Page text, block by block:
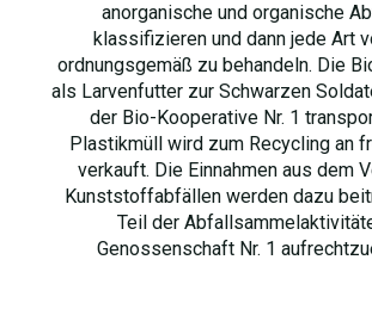
anorganische und organische
klassifizieren und dann jede Art
ordnungsgemäß zu behandeln. Die
als Larvenfutter zur Schwarzen
der Bio-Kooperative Nr. 1
Plastikmüll wird zum Recycling an
verkauft. Die Einnahmen aus dem
Kunststoffabfällen werden dazu
Teil der
Genossenschaft Nr. 1